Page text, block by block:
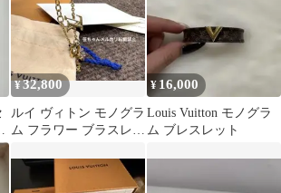
¥32,800
ルイ ヴィトン モノグラ
ム フラワー ブラスレ
ト
¥ 16,000
Louis Vuitton モノグラ
ム ブレスレット